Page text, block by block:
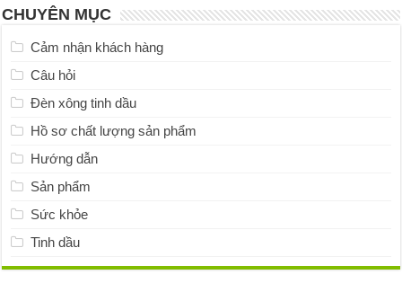
CHUYÊN MỤC
Cảm nhận khách hàng
Câu hỏi
Đèn xông tinh dầu
Hồ sơ chất lượng sản phẩm
Hướng dẫn
Sản phẩm
Sức khỏe
Tinh dầu